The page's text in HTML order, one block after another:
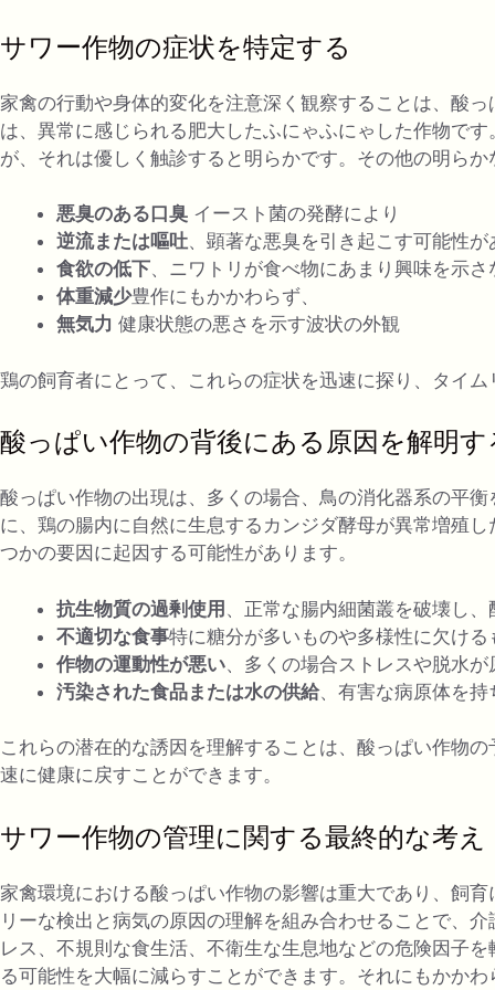
サワー作物の症状を特定する
家禽の行動や身体的変化を注意深く観察することは、酸
は、異常に感じられる肥大したふにゃふにゃした作物で
が、それは優しく触診すると明らかです。その他の明ら
悪臭のある口臭 イースト菌の発酵により
逆流または嘔吐、顕著な悪臭を引き起こす可能性が
食欲の低下、ニワトリが食べ物にあまり興味を示さ
体重減少豊作にもかかわらず、
無気力 健康状態の悪さを示す波状の外観
鶏の飼育者にとって、これらの症状を迅速に探り、タイ
酸っぱい作物の背後にある原因を解明す
酸っぱい作物の出現は、多くの場合、鳥の消化器系の平
に、鶏の腸内に自然に生息するカンジダ酵母が異常増殖
つかの要因に起因する可能性があります。
抗生物質の過剰使用 、正常な腸内細菌叢を破壊し
不適切な食事特に糖分が多いものや多様性に欠け
作物の運動性が悪い、多くの場合ストレスや脱水
汚染された食品または水の供給、有害な病原体を持
これらの潜在的な誘因を理解することは、酸っぱい作物
速に健康に戻すことができます。
サワー作物の管理に関する最終的な考え
家禽環境における酸っぱい作物の影響は重大であり、飼
リーな検出と病気の原因の理解を組み合わせることで、
レス、不規則な食生活、不衛生な生息地などの危険因子
る可能性を大幅に減らすことができます。それにもかか